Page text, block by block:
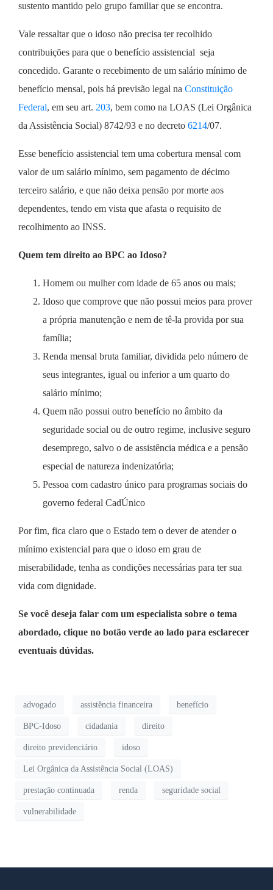
sustento mantido pelo grupo familiar que se encontra.
Vale ressaltar que o idoso não precisa ter recolhido
contribuições para que o benefício assistencial seja
concedido. Garante o recebimento de um salário mínimo de
benefício mensal, pois há previsão legal na Constituição
Federal, em seu art. 203, bem como na LOAS (Lei Orgânica
da Assistência Social) 8742/93 e no decreto 6214/07.
Esse benefício assistencial tem uma cobertura mensal com
valor de um salário mínimo, sem pagamento de décimo
terceiro salário, e que não deixa pensão por morte aos
dependentes, tendo em vista que afasta o requisito de
recolhimento ao INSS.
Quem tem direito ao BPC ao Idoso?
Homem ou mulher com idade de 65 anos ou mais;
Idoso que comprove que não possui meios para prover
a própria manutenção e nem de tê-la provida por sua
família;
Renda mensal bruta familiar, dividida pelo número de
seus integrantes, igual ou inferior a um quarto do
salário mínimo;
Quem não possui outro benefício no âmbito da
seguridade social ou de outro regime, inclusive seguro
desemprego, salvo o de assistência médica e a pensão
especial de natureza indenizatória;
Pessoa com cadastro único para programas sociais do
governo federal CadÚnico
Por fim, fica claro que o Estado tem o dever de atender o
mínimo existencial para que o idoso em grau de
miserabilidade, tenha as condições necessárias para ter sua
vida com dignidade.
Se você deseja falar com um especialista sobre o tema
abordado, clique no botão verde ao lado para esclarecer
eventuais dúvidas.
advogado assistência financeira benefício
BPC-Idoso cidadania direito
direito previdenciário idoso
Lei Orgânica da Assistência Social (LOAS)
prestação continuada renda seguridade social
vulnerabilidade